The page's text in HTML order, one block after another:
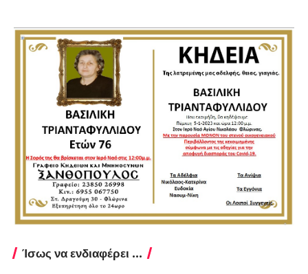
Ίσως να ενδιαφέρει ...